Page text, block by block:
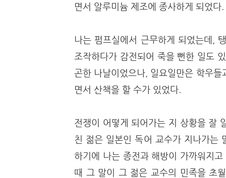
면서 알루미늄 제조에 종사하게 되었다.
나는 펌프실에서 근무하게 되었는데,
조작하다가 감전되어 죽을 뻔한 일도
곤한 나날이었으나, 일요일만은 학우
면서 산책을 할 수가 있었다.
전쟁이 어떻게 되어가는 지 상황을 잘
친 젊은 일본인 독어 교수가 지나가는
하기에 나는 종전과 해방이 가까워지
때 그 말이 그 젊은 교수의 민족을 초